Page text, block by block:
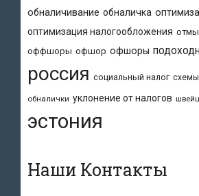
обналичивание обналичка
оптимизация налогообложения
оффшоры офшор офшоры
россия социальный налог
обналички уклонение от налогов
эстония
Наши Контакты